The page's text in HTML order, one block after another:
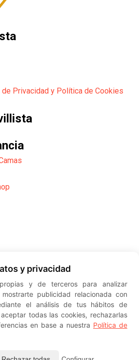
Privacidad y Política de Cookies
Erick
ElSevillista.es - Información sobre
Sevilla Femenino y su Cantera
y privacidad
y de terceros para analizar
publicidad relacionada con
el análisis de tus hábitos de
todas las cookies, rechazarlas
en base a nuestra Política de